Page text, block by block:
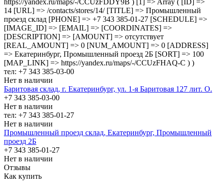
https://yandex.ru/maps/-/CCUzFDDY9B ) [1] => Array ( [ID] =>
14 [URL] => /contacts/stores/14/ [TITLE] => Промышленный
проезд cклад [PHONE] => +7 343 385-01-27 [SCHEDULE] =>
[IMAGE_ID] => [EMAIL] => [COORDINATES] =>
[DESCRIPTION] => [AMOUNT] => отсутствует
[REAL_AMOUNT] => 0 [NUM_AMOUNT] => 0 [ADDRESS]
=> Екатеринбург, Промышленный проезд 2Б [SORT] => 100
[MAP_LINK] => https://yandex.ru/maps/-/CCUzFHAQ-C ) )
тел: +7 343 385-03-00
Нет в наличии
Баритовая склад, г. Екатеринбург, ул. 1-я Баритовая 127 лит. О.
+7 343 385-03-00
Нет в наличии
тел: +7 343 385-01-27
Нет в наличии
Промышленный проезд cклад, Екатеринбург, Промышленный
проезд 2Б
+7 343 385-01-27
Нет в наличии
Отзывы
Как купить